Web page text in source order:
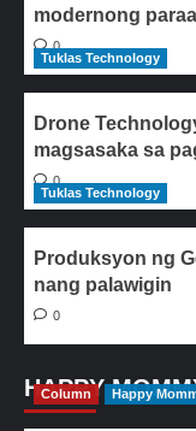
modernong
0
Tuklas Technology
Drone
magsasaka sa
0
Tuklas Technology
Produksyon ng
nang palawigin
0
HAPPY
Column Happy